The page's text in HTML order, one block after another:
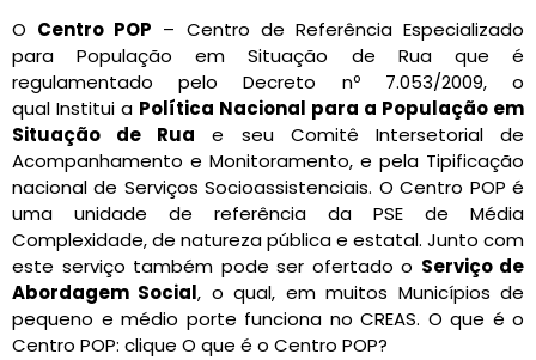
O Centro POP – Centro de Referência Especializado
para População em Situação de Rua que é
regulamentado pelo Decreto nº 7.053/2009, o
qual Institui a Política Nacional para a População em
Situação de Rua e seu Comitê Intersetorial de
Acompanhamento e Monitoramento, e pela Tipificação
nacional de Serviços Socioassistenciais. O Centro POP é
uma unidade de referência da PSE de Média
Complexidade, de natureza pública e estatal. Junto com
este serviço também pode ser ofertado o Serviço de
Abordagem Social, o qual, em muitos Municípios de
pequeno e médio porte funciona no CREAS. O que é o
Centro POP: clique O que é o Centro POP?